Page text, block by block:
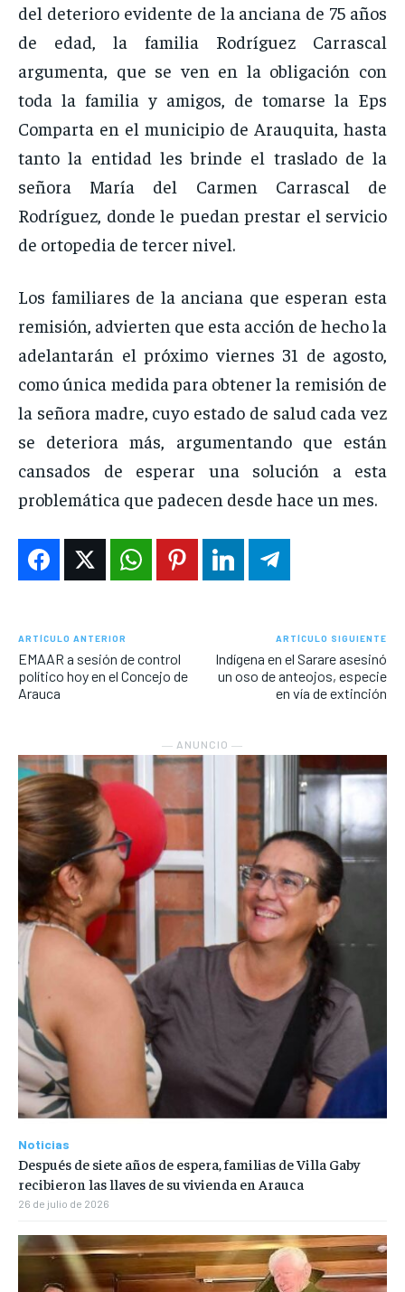
del deterioro evidente de la anciana de 75 años
de edad, la familia Rodríguez Carrascal
argumenta, que se ven en la obligación con
toda la familia y amigos, de tomarse la Eps
Comparta en el municipio de Arauquita, hasta
tanto la entidad les brinde el traslado de la
señora María del Carmen Carrascal de
Rodríguez, donde le puedan prestar el servicio
de ortopedia de tercer nivel.
Los familiares de la anciana que esperan esta
remisión, advierten que esta acción de hecho la
adelantarán el próximo viernes 31 de agosto,
como única medida para obtener la remisión de
la señora madre, cuyo estado de salud cada vez
se deteriora más, argumentando que están
cansados de esperar una solución a esta
problemática que padecen desde hace un mes.
ARTÍCULO ANTERIOR
EMAAR a sesión de control
político hoy en el Concejo de
Arauca
ARTÍCULO SIGUIENTE
Indígena en el Sarare asesinó
un oso de anteojos, especie
en vía de extinción
― ANUNCIO ―
Noticias
Después de siete años de espera, familias de Villa Gaby
recibieron las llaves de su vivienda en Arauca
26 de julio de 2026